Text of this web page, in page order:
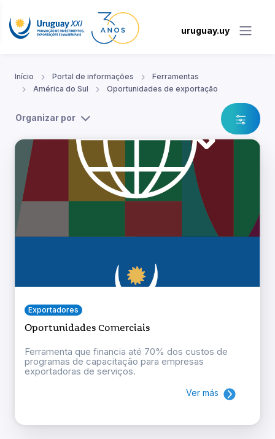
uruguay.uy
Início Portal de informações
Ferramentas
América do Sul
Oportunidades de exportação
Organizar por
Exportadores
Oportunidades Comerciais
Ferramenta que financia até 70% dos custos de
programas de capacitação para empresas
exportadoras de serviços.
Ver más